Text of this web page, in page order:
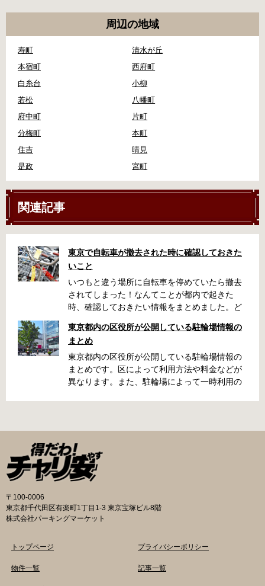
周辺の地域
寿町
清水が丘
本宿町
西府町
白糸台
小柳
若松
八幡町
府中町
片町
分梅町
本町
住吉
晴見
是政
宮町
関連記事
東京で自転車が撤去された時に確認しておきた
いこと
いつもと違う場所に自転車を停めていたら撤去
されてしまった！なんてことが都内で起きた
時、確認しておきたい情報をまとめました。ど
くらい？なんて疑問が浮かぶかと思います。事
前に確認していざという時対処しましょう。 千
代田区 / 新宿区 / 品川区 / 港区 / 中央区 / 大田区
/ 北区 / 墨田区 / 渋谷区 / 葛飾区 千代田区で撤去
された場合 猿楽町保管場所 住所 千代田区神田
の地図が置いてあります） 東京メトロ半蔵門
線、都営新宿・三田線神保町駅から徒歩7分 大
手町高架下自転車保管場所 住所 千代田区大手町
二丁目4番 電話 050-2018-6466（千代田区自転
車対策コールセンター） 最寄駅 東京メトロ半蔵
線大手町駅B3出口 返還の際に必要な書類 返還
料 2,000円 自転車の鍵 身分証明証 千代田区HP
保管場所 住所 新宿区内藤町11番地 ※都立新
3896 最寄駅 東京メトロ丸ノ内線新宿三丁目駅
東京都内の区役所が公開している駐輪場情報の
まとめ
東京都内の区役所が公開している駐輪場情報の
まとめです。区によって利用方法や料金などが
異なります。また、駐輪場によって一時利用の
の自転車駐輪場 利用方法 利用登録申請書の提出
申請期間内に利用登録申請書（PDF：
1,396KB） と必要書類を環境まちづくり総務課
あてに郵送（申請期間消印有効）または、期間
内に環境まちづくり総務課（区役所5階5B窓
さい（郵送先・各出張所の受付時間）。電話・
ファクス・メールでは申請できません。 利用料
生活保護受給者免除（詳しくはお問い合わせく
3,000円（区内、区外在住を問わず） 定期利用
〒100-0006
東京都千代田区有楽町1丁目1-3 東京宝塚ビル8階
株式会社パーキングマーケット
トップページ
物件一覧
プライバシーポリシー
記事一覧